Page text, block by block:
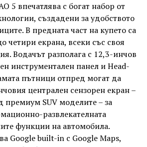
5 впечатлява с богат набор от
създадени за удобството
В предната част на купето са
четири екрана, всеки със своя
Водачът разполага с 12,3-инчов
инструментален панел и Head-
пътници отпред могат да
централен сензорен екран –
премиум SUV моделите – за
развлекателната
функции на автомобила.
Google built-in с Google Maps,